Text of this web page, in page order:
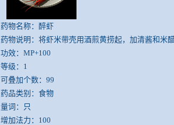
药物名称：醉虾
药物说明：将虾米带壳用酒煎黄捞起，加清酱和米
功效：MP+100
等级：1
可叠加个数：99
药品类别：食物
量词：只
增加法力：100